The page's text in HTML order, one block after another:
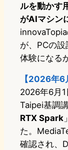
ルを動かす
がAIマシン
が、PCの
体験になる
【2026年6
2026年6月
Taipei基調
RTX Spark
た。
確認され、